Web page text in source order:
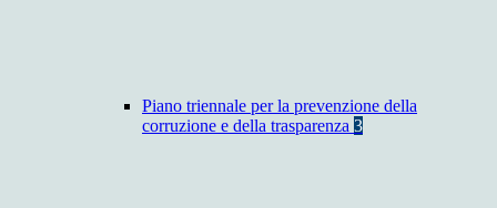
Piano triennale per la prevenzione della
corruzione e della trasparenza 3